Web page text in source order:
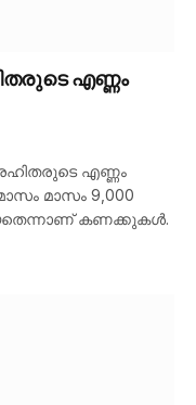
എണ്ണം
എണ്ണം
മാസം 9,000
കണക്കുകൾ.